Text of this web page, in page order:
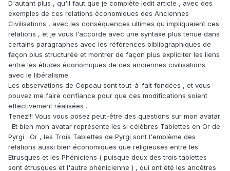
D'autant plus , qu'il faut que je complète ledit article , avec des
exemples de ces relations économiques des Anciennes
Civilisations , avec les conséquences ultimes qu'impliquaient ces
relations , et je vous l'accorde avec une syntaxe plus tenue dans
certains paragraphes avec les références bibliographiques de
façon plus structurée et montrer de façon plus expliciter les liens
entre les études économiques de ces anciennes civilisations
avec le libéralisme .
Les observations de Copeau sont tout-à-fait fondées , et vous
pouvez me faire confiance pour que ces modifications soient
effectivement réalisées .
Tenez!!! Vous vous posez peut-être des questions sur mon avatar
. Et bien mon avatar représente les si célèbres Tablettes en Or de
Pyrgi . Or , les Trois Tablettes de Pyrgi sont l'emblème des
relations aussi bien économiques que religieuses entre les
Etrusques et les Phéniciens ( puisque deux des trois tablettes
sont étrusques et l'autre phénicienne ) , qui ont été les ancètres